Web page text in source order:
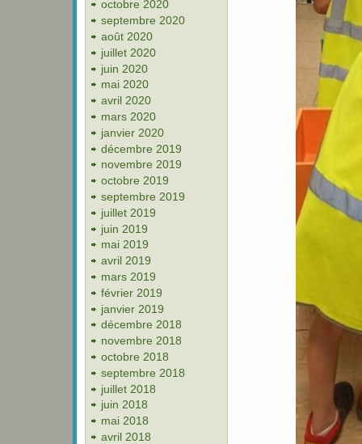
octobre 2020
septembre 2020
août 2020
juillet 2020
juin 2020
mai 2020
avril 2020
mars 2020
janvier 2020
décembre 2019
novembre 2019
octobre 2019
septembre 2019
juillet 2019
juin 2019
mai 2019
avril 2019
mars 2019
février 2019
janvier 2019
décembre 2018
novembre 2018
octobre 2018
septembre 2018
juillet 2018
juin 2018
mai 2018
avril 2018